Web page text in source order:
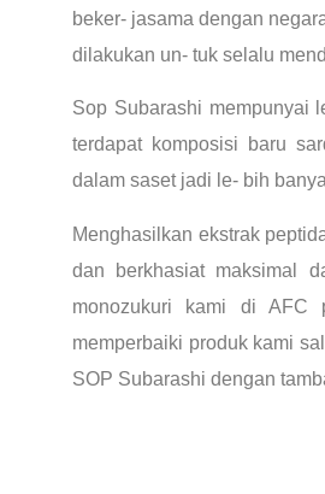
beker- jasama dengan
dilakukan un- tuk selalu
Sop Subarashi mempunyai
terdapat komposisi baru
dalam saset jadi le- bih
Menghasilkan ekstrak
dan berkhasiat maksimal
monozukuri kami di AFC
memperbaiki produk kami
SOP Subarashi dengan